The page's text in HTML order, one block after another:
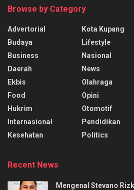
Browse by Category
Advertorial
Budaya
Business
Daerah
Ekbis
Food
Hukrim
Internasional
Kesehatan
Kota Kupang
Lifestyle
Nasional
News
Olahraga
Opini
Otomotif
Pendidikan
Politics
Recent News
Mengenal Stevano